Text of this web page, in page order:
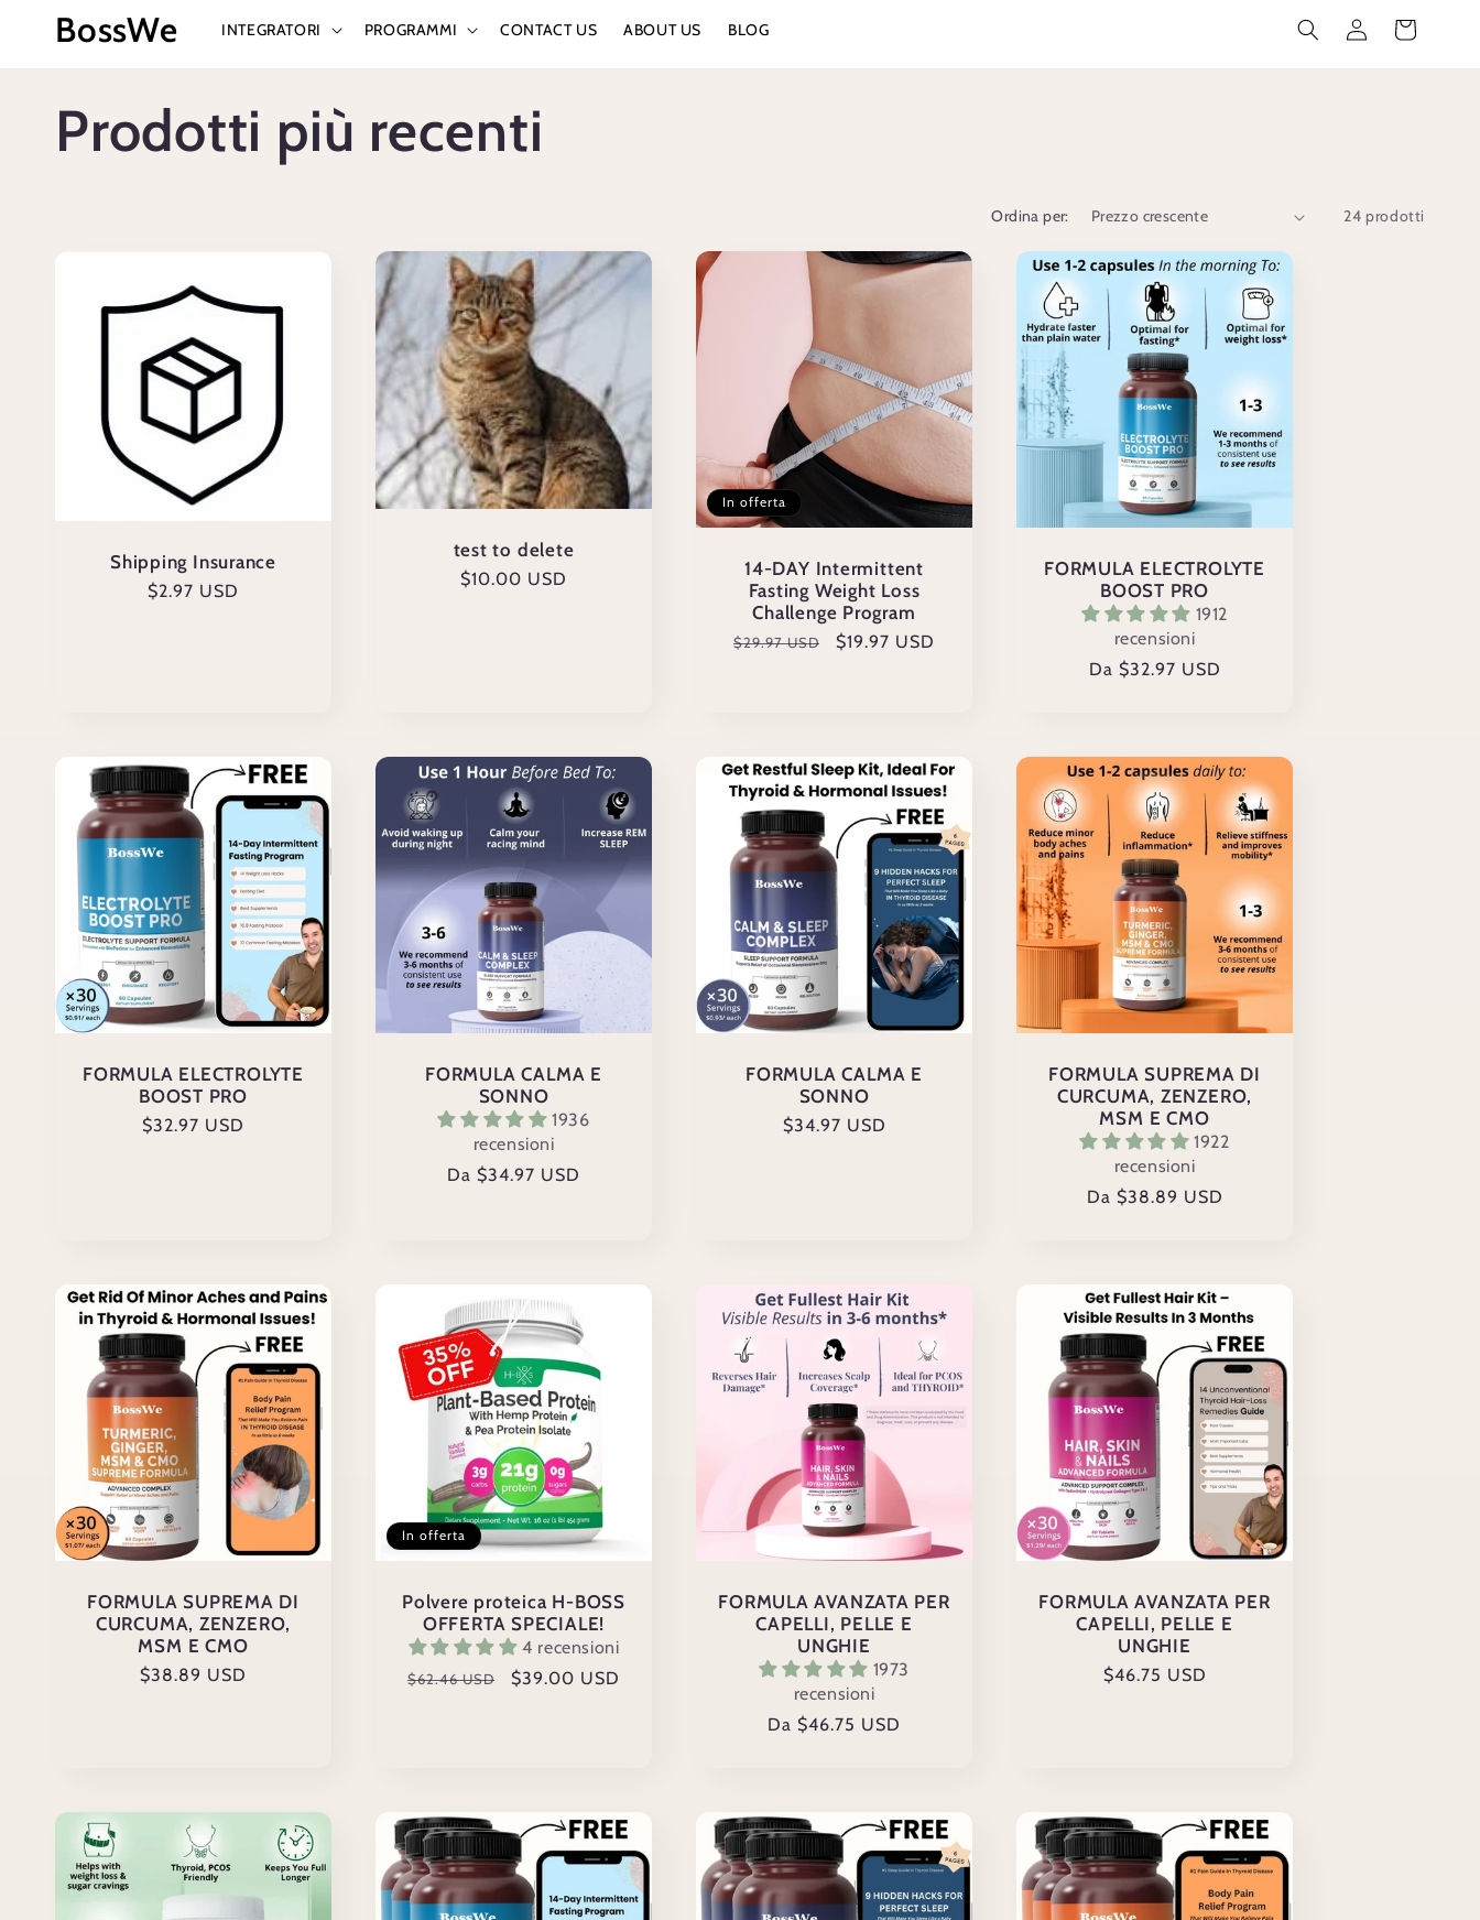
direttamente
ai contenuti
BossWe INTEGRATORI PROGRAMMI CONTACT US ABOUT US BLOG Accedi Carrello
C
Prodotti più recenti
Ordina per: 24 prodotti
Shipping Insurance
Prezzo
$2.97 USD
test to delete
Prezzo
$10.00 USD
In offerta
14-DAY Intermittent
Fasting Weight Loss
Challenge Program
Prezzo
$29.97 USD
Prezzo
$19.97 USD
FORMULA ELECTROLYTE
BOOST PRO
1912
recensioni
Prezzo
Da $32.97 USD
FORMULA ELECTROLYTE
BOOST PRO
Prezzo
$32.97 USD
FORMULA CALMA E
SONNO
1936
recensioni
Prezzo
Da $34.97 USD
FORMULA CALMA E
SONNO
Prezzo
$34.97 USD
FORMULA SUPREMA DI
CURCUMA, ZENZERO,
MSM E CMO
1922
recensioni
Prezzo
Da $38.89 USD
FORMULA SUPREMA DI
CURCUMA, ZENZERO,
MSM E CMO
Prezzo
$38.89 USD
In offerta
Polvere proteica H-BOSS
OFFERTA SPECIALE!
4 recensioni
Prezzo
$62.46 USD
Prezzo
$39.00 USD
FORMULA AVANZATA PER
CAPELLI, PELLE E
UNGHIE
1973
recensioni
Prezzo
Da $46.75 USD
FORMULA AVANZATA PER
CAPELLI, PELLE E
UNGHIE
Prezzo
$46.75 USD